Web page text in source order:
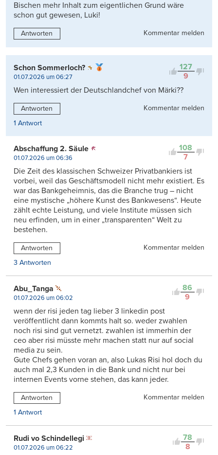
Bischen mehr Inhalt zum eigentlichen Grund wäre
schon gut gewesen, Luki!
Antworten Kommentar melden
127
9
Schon Sommerloch?
01.07.2026 um 06:27
Wen interessiert der Deutschlandchef von Märki??
Antworten
Kommentar melden
1 Antwort
108
7
Abschaffung 2. Säule
01.07.2026 um 06:36
Die Zeit des klassischen Schweizer Privatbankiers ist
vorbei, weil das Geschäftsmodell nicht mehr existiert. Es
war das Bankgeheimnis, das die Branche trug – nicht
eine mystische „höhere Kunst des Bankwesens“. Heute
zählt echte Leistung, und viele Institute müssen sich
neu erfinden, um in einer „transparenten“ Welt zu
bestehen.
Antworten
Kommentar melden
3 Antworten
86
9
Abu_Tanga
01.07.2026 um 06:02
wenn der risi jeden tag lieber 3 linkedin post
veröffentlicht dann kommts halt so. weder zwahlen
noch risi sind gut vernetzt. zwahlen ist immerhin der
ceo aber risi müsste mehr machen statt nur auf social
media zu sein.
Gute Chefs gehen voran an, also Lukas Risi hol doch du
auch mal 2,3 Kunden in die Bank und nicht nur bei
internen Events vorne stehen, das kann jeder.
Antworten
Kommentar melden
1 Antwort
78
8
Rudi vo Schindellegi
01.07.2026 um 06:22